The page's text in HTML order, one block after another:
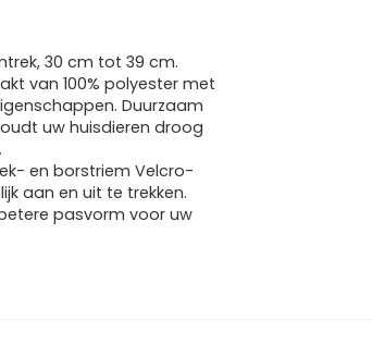
30 cm tot 39 cm.
van 100% polyester met
Duurzaam
uw huisdieren droog
en borstriem Velcro-
aan en uit te trekken.
pasvorm voor uw